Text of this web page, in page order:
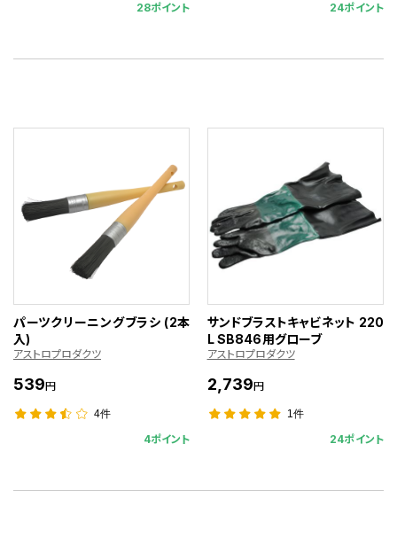
28ポイント 24ポイント
パーツクリーニングブラシ (2本
入)
アストロプロダクツ
539円
4件
4ポイント
サンドブラストキャビネット 220
L SB846用グローブ
アストロプロダクツ
2,739円
1件
24ポイント